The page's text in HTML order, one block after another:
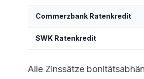
Commerzbank Ratenkredit
SWK Ratenkredit
Alle Zinssätze